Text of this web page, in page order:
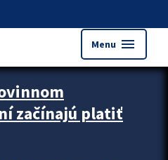
Menu menu
začínajú platiť